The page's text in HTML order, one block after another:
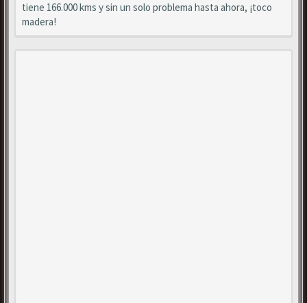
tiene 166.000 kms y sin un solo problema hasta ahora, ¡toco
madera!